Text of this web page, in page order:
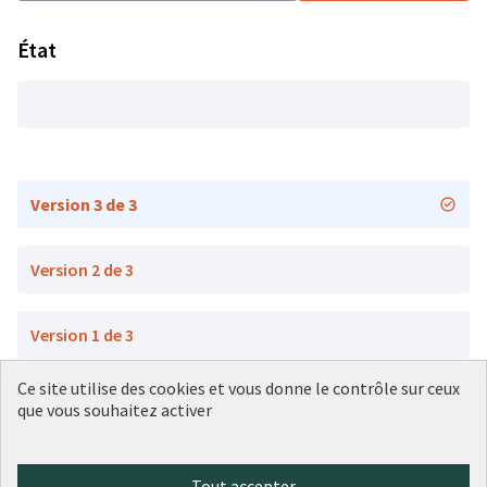
État
Version 3 de 3
Version 2 de 3
Version 1 de 3
Ce site utilise des cookies et vous donne le contrôle sur ceux
que vous souhaitez activer